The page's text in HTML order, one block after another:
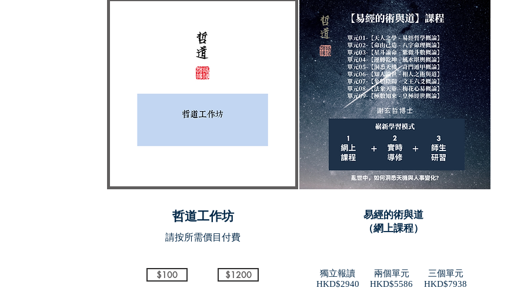
哲道工作坊
​請按所需價目付費
$100 $1200
​易經的術與道
（網上課程）
獨立報讀
​HKD$2940
兩個單元
​HKD$5586
三個單元
​HKD$7938